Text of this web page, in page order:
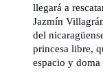
llegará a
Jazmín
del
princesa libre,
espacio y doma